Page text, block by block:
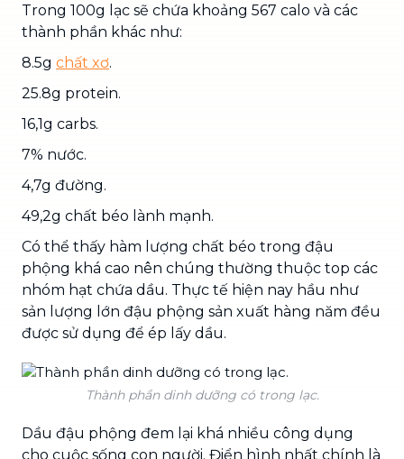
Trong 100g lạc sẽ chứa khoảng 567 calo và các
thành phần khác như:
8.5g chất xơ.
25.8g protein.
16,1g carbs.
7% nước.
4,7g đường.
49,2g chất béo lành mạnh.
Có thể thấy hàm lượng chất béo trong đậu
phộng khá cao nên chúng thường thuộc top các
nhóm hạt chứa dầu. Thực tế hiện nay hầu như
sản lượng lớn đậu phộng sản xuất hàng năm đều
được sử dụng để ép lấy dầu.
Thành phần dinh dưỡng có trong lạc.
Dầu đậu phộng đem lại khá nhiều công dụng
cho cuộc sống con người. Điển hình nhất chính là